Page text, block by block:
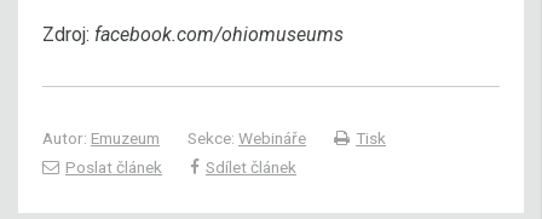
Zdroj: facebook.com/ohiomuseums
Autor: Emuzeum Sekce: Webináře
Tisk
Poslat článek
Sdílet článek